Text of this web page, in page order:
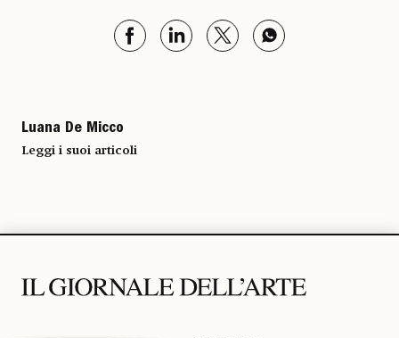
Luana De Micco
Leggi i suoi articoli